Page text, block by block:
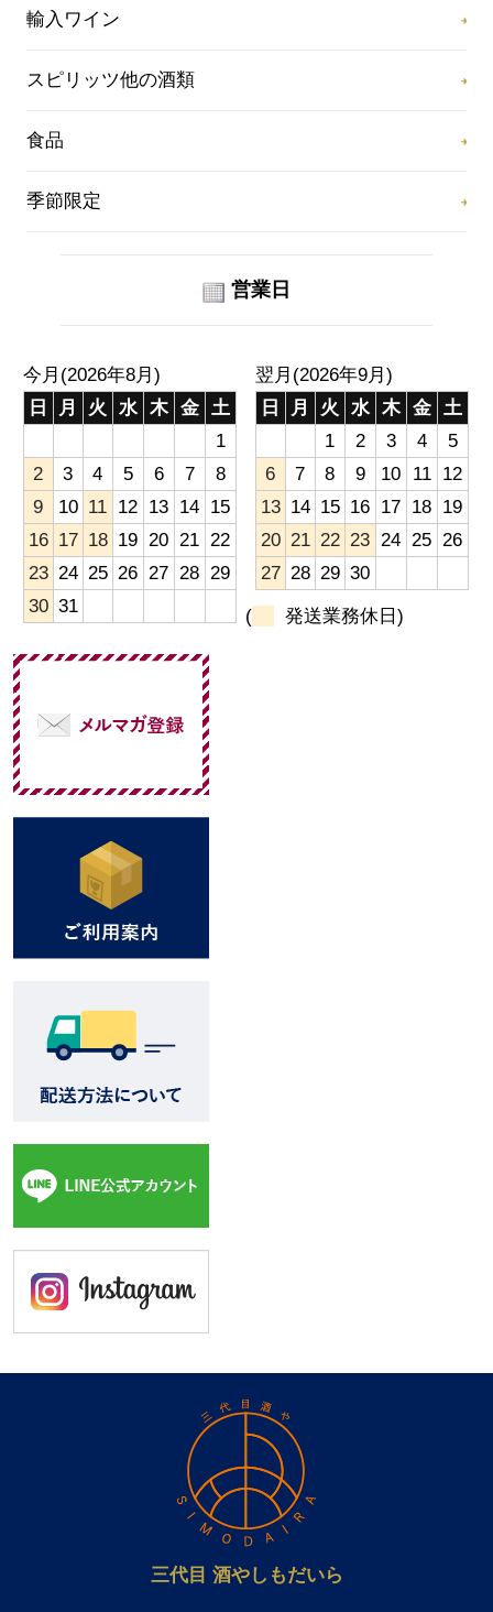
輸入ワイン
スピリッツ他の酒類
食品
季節限定
営業日
今月(2026年8月)
日
月 火 水 木 金 土
1
2
3 4 5 6 7
8
9
10 11 12 13 14 15
16 17 18 19 20 21 22
23 24 25 26 27 28 29
30 31
翌月(2026年9月)
日
月 火 水 木 金
土
1
2 3 4
5
6
7 8 9 10 11
12
13 14 15 16 17 18 19
20 21 22 23 24 25 26
27 28 29 30
( 発送業務休日)
三代目 酒やしもだいら